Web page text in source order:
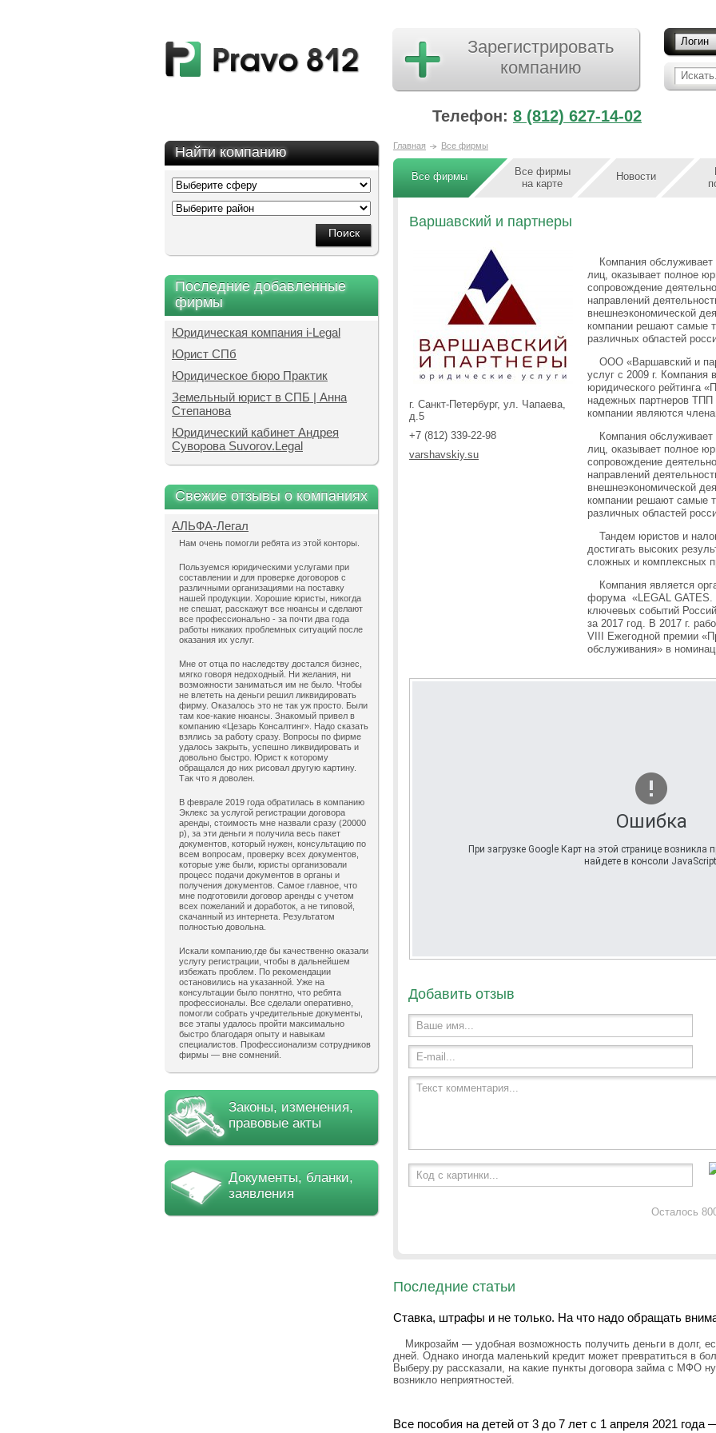
Логин
Зарегистрировать
компанию
Телефон: 8 (812) 627-14-02
Найти компанию
Последние добавленные
фирмы
Юридическая компания i-Legal
Юрист СПб
Юридическое бюро Практик
Земельный юрист в СПБ | Анна
Степанова
Юридический кабинет Андрея
Суворова Suvorov.Legal
Свежие отзывы о компаниях
АЛЬФА-Легал
Нам очень помогли ребята из этой конторы.
Пользуемся юридическими услугами при
составлении и для проверке договоров с
различными организациями на поставку
нашей продукции. Хорошие юристы, никогда
не спешат, расскажут все нюансы и сделают
все профессионально - за почти два года
работы никаких проблемных ситуаций после
оказания их услуг.
Мне от отца по наследству достался бизнес,
мягко говоря недоходный. Ни желания, ни
возможности заниматься им не было. Чтобы
не влететь на деньги решил ликвидировать
фирму. Оказалось это не так уж просто. Были
там кое-какие нюансы. Знакомый привел в
компанию «Цезарь Консалтинг». Надо сказать
взялись за работу сразу. Вопросы по фирме
удалось закрыть, успешно ликвидировать и
довольно быстро. Юрист к которому
обращался до них рисовал другую картину.
Так что я доволен.
В феврале 2019 года обратилась в компанию
Эклекс за услугой регистрации договора
аренды, стоимость мне назвали сразу (20000
р), за эти деньги я получила весь пакет
документов, который нужен, консультацию по
всем вопросам, проверку всех документов,
которые уже были, юристы организовали
процесс подачи документов в органы и
получения документов. Самое главное, что
мне подготовили договор аренды с учетом
всех пожеланий и доработок, а не типовой,
скачанный из интернета. Результатом
полностью довольна.
Искали компанию,где бы качественно оказали
услугу регистрации, чтобы в дальнейшем
избежать проблем. По рекомендации
остановились на указанной. Уже на
консультации было понятно, что ребята
профессионалы. Все сделали оперативно,
помогли собрать учредительные документы,
все этапы удалось пройти максимально
быстро благодаря опыту и навыкам
специалистов. Профессионализм сотрудников
фирмы — вне сомнений.
Законы, изменения,
правовые акты
Документы, бланки,
заявления
Главная Все фирмы
Все фирмы
Все фирмы
на карте
Новости
Варшавский и партнеры
г. Санкт-Петербург, ул. Чапаева,
д.5
+7 (812) 339-22-98
varshavskiy.su
Компания
лиц, оказывает полное
сопровождение
направлений
внешнеэкономической
компании решают самые
различных областей
ООО «Варшавский и
услуг с 2009 г. Компания
юридического рейтинга
надежных партнеров ТПП
компании являются
Компания
лиц, оказывает полное
сопровождение
направлений
внешнеэкономической
компании решают самые
различных областей
Тандем юристов и
достигать высоких
сложных и комплексных
Компания является
форума «LEGAL GATES.
ключевых событий
за 2017 год. В 2017 г.
VIII Ежегодной премии
обслуживания» в
Ошибка
При загрузке Google Карт на этой странице
найдете в консоли
Добавить отзыв
Ваше имя...
E-mail...
Текст комментария...
Код с картинки...
Осталось
Последние статьи
Ставка, штрафы и не только. На что надо обращать
Микрозайм — удобная возможность получить деньги в долг,
дней. Однако иногда маленький кредит может превратиться в
Выберу.ру рассказали, на какие пункты договора займа с МФО
возникло неприятностей.
Все пособия на детей от 3 до 7 лет с 1 апреля 2021